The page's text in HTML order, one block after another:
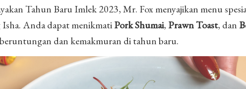
Tahun Baru Imlek 2023, Mr. Fox menyajikan menu
Anda dapat menikmatiPork Shumai, Prawn Toast, dan
dan kemakmuran di tahun baru.